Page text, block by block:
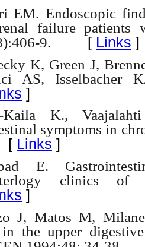
EM. Endoscopic
failure
9.
[ Links ]
K, Green J,
AS, Isselbacher
]
K.,
symptoms in
Links ]
E.
clinics of
]
J, Matos M,
the upper